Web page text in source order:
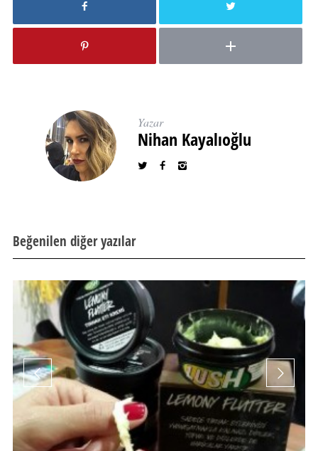
Yazar
Nihan Kayalıoğlu
Beğenilen diğer yazılar